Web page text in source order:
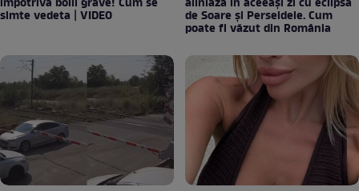
simte vedeta | VIDEO de Soare și Perseidele. Cum
poate fi văzut din România